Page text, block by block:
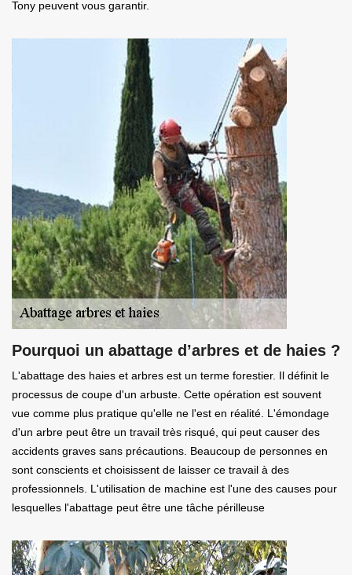
Tony peuvent vous garantir.
Pourquoi un abattage d’arbres et de haies ?
L'abattage des haies et arbres est un terme forestier. Il définit le
processus de coupe d'un arbuste. Cette opération est souvent
vue comme plus pratique qu'elle ne l'est en réalité. L'émondage
d'un arbre peut être un travail très risqué, qui peut causer des
accidents graves sans précautions. Beaucoup de personnes en
sont conscients et choisissent de laisser ce travail à des
professionnels. L'utilisation de machine est l'une des causes pour
lesquelles l'abattage peut être une tâche périlleuse